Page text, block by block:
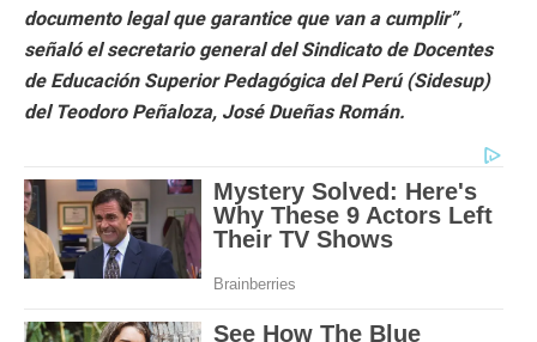
documento legal que garantice que van a cumplir”,
señaló el secretario general del Sindicato de Docentes
de Educación Superior Pedagógica del Perú (Sidesup)
del Teodoro Peñaloza, José Dueñas Román.